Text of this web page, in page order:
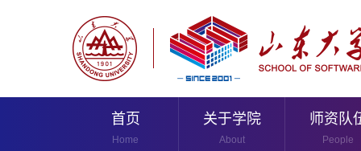
首页
Home
关于学院
About
师资队
People